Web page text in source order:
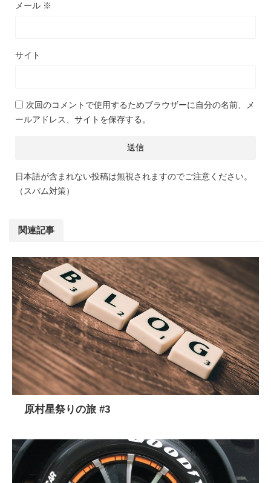
メール ※
サイト
次回のコメントで使用するためブラウザーに自分の名前、メ
ールアドレス、サイトを保存する。
日本語が含まれない投稿は無視されますのでご注意ください。
（スパム対策）
関連記事
原村星祭りの旅 #3